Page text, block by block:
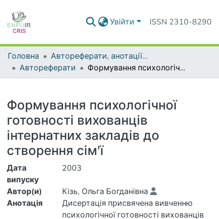
Увійти ISSN 2310-8290
Головна
Автореферати, анотації до дисертацій та дисертації
Автореферати
Формування психологічної готовності вихованців інтернатних закладів до створення сім'ї
Формування психологічної
готовності вихованців
інтернатних закладів до
створення сім'ї
Дата
випуску
2003
Автор(и)
Кізь, Ольга Богданівна
Анотація
Дисертація присвячена вивченню
психологічної готовності вихованців